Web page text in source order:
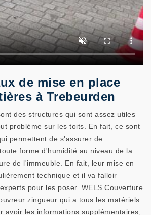
de mise en place
à Trebeurden
des structures qui sont assez utiles
problème sur les toits. En fait, ce sont
permettent de s'assurer de
forme d'humidité au niveau de la
de l'immeuble. En fait, leur mise en
technique et il va falloir
pour les poser. WELS Couverture
zingueur qui a tous les matériels
avoir les informations supplémentaires,